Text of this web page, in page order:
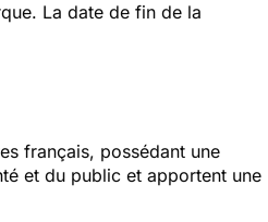
La date de fin de la
français, possédant une
et du public et apportent une